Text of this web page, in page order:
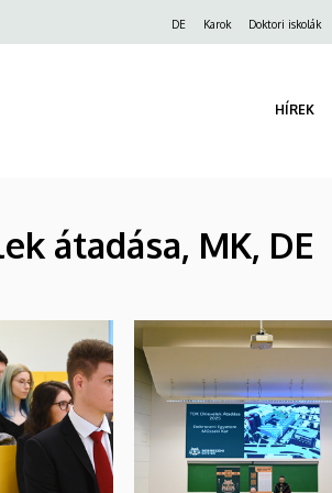
DE Karok Doktori iskolák
HÍREK
átadása, MK, DE